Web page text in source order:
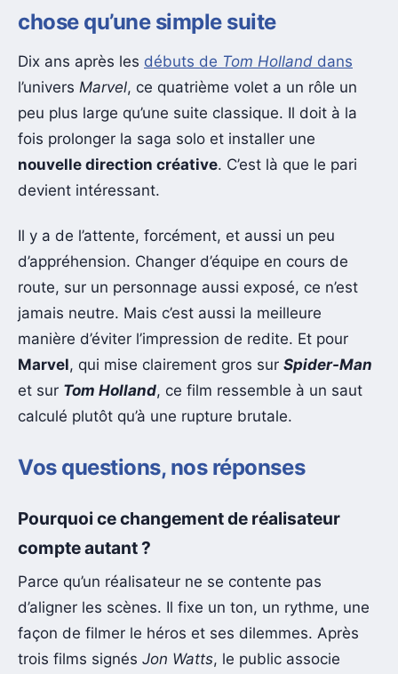
chose qu’une simple suite
Dix ans après les débuts de Tom Holland dans
l’univers Marvel, ce quatrième volet a un rôle un
peu plus large qu’une suite classique. Il doit à la
fois prolonger la saga solo et installer une
nouvelle direction créative. C’est là que le pari
devient intéressant.
Il y a de l’attente, forcément, et aussi un peu
d’appréhension. Changer d’équipe en cours de
route, sur un personnage aussi exposé, ce n’est
jamais neutre. Mais c’est aussi la meilleure
manière d’éviter l’impression de redite. Et pour
Marvel, qui mise clairement gros sur Spider-Man
et sur Tom Holland, ce film ressemble à un saut
calculé plutôt qu’à une rupture brutale.
Vos questions, nos réponses
Pourquoi ce changement de réalisateur
compte autant ?
Parce qu’un réalisateur ne se contente pas
d’aligner les scènes. Il fixe un ton, un rythme, une
façon de filmer le héros et ses dilemmes. Après
trois films signés Jon Watts, le public associe